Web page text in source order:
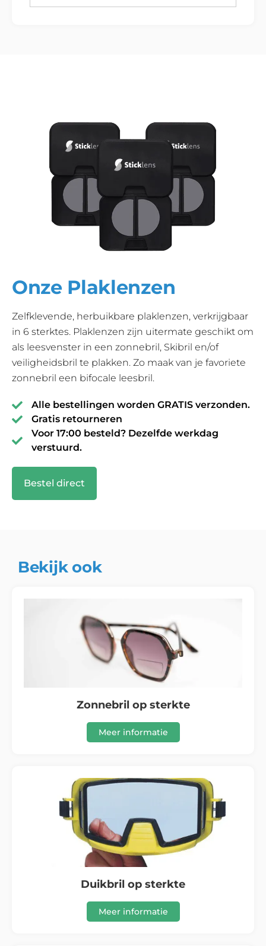
Onze Plaklenzen
Zelfklevende, herbuikbare plaklenzen, verkrijgbaar
in 6 sterktes. Plaklenzen zijn uitermate geschikt om
als leesvenster in een zonnebril, Skibril en/of
veiligheidsbril te plakken. Zo maak van je favoriete
zonnebril een bifocale leesbril.
Alle bestellingen worden GRATIS verzonden.
Gratis retourneren
Voor 17:00 besteld? Dezelfde werkdag
verstuurd.
Bestel direct
Bekijk ook
Zonnebril op sterkte
Meer informatie
Duikbril op sterkte
Meer informatie